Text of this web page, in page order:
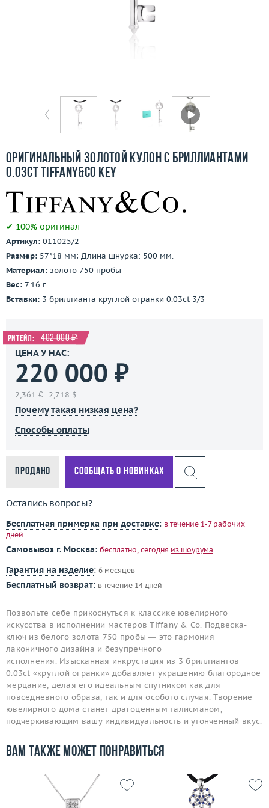
Ломбард
3D-тур по шоуруму
Заказать звонок
Оригинальный золотой кулон с бриллиантами
0.03ct Tiffany&Co Key
✔ 100% оригинал
Артикул: 011025/2
Размер: 57*18 мм; Длина шнурка: 500 мм.
Материал: золото 750 пробы
Вес: 7.16 г
Вставки: 3 бриллианта круглой огранки 0.03ct 3/3
Ритейл: 402 000 ₽
ЦЕНА У НАС:
220 000 ₽
2,361 € 2,718 $
Почему такая низкая цена?
Способы оплаты
Продано Сообщать о новинках
Остались вопросы?
Бесплатная примерка при доставке: в течение 1-7 рабочих
дней
Самовывоз г. Москва: бесплатно, сегодня из шоурума
Гарантия на изделие: 6 месяцев
Бесплатный возврат: в течение 14 дней
Позвольте себе прикоснуться к классике ювелирного
искусства в исполнении мастеров Tiffany & Co. Подвеска-
ключ из белого золота 750 пробы — это гармония
лаконичного дизайна и безупречного
исполнения. Изысканная инкрустация из 3️ бриллиантов
0.03ct «круглой огранки» добавляет украшению благородное
мерцание, делая его идеальным спутником как для
повседневного образа, так и для особого случая. Творение
ювелирного дома станет драгоценным талисманом,
подчеркивающим вашу индивидуальность и утонченный вкус.
Вам также может понравиться